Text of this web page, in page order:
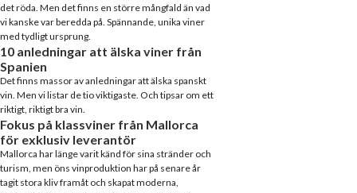
det röda. Men det finns en större mångfald än vad
vi kanske var beredda på. Spännande, unika viner
med tydligt ursprung.
10 anledningar att älska viner från
Spanien
Det finns massor av anledningar att älska spanskt
vin. Men vi listar de tio viktigaste. Och tipsar om ett
riktigt, riktigt bra vin.
Fokus på klassviner från Mallorca
för exklusiv leverantör
Mallorca har länge varit känd för sina stränder och
turism, men öns vinproduktion har på senare år
tagit stora kliv framåt och skapat moderna,